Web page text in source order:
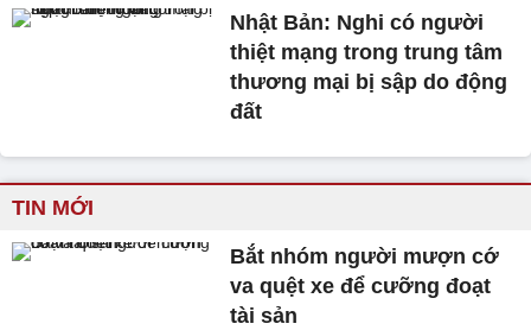
Nhật Bản: Nghi có người
thiệt mạng trong trung tâm
thương mại bị sập do động
đất
TIN MỚI
Bắt nhóm người mượn cớ
va quệt xe để cưỡng đoạt
tài sản